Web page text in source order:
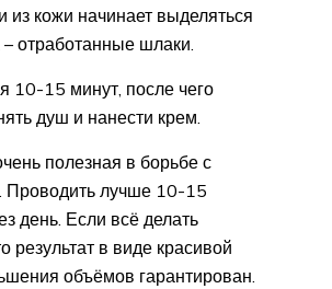
из кожи начинает выделяться
отработанные шлаки.
10-15 минут, после чего
душ и нанести крем.
полезная в борьбе с
Проводить лучше 10-15
день. Если всё делать
результат в виде красивой
объёмов гарантирован.